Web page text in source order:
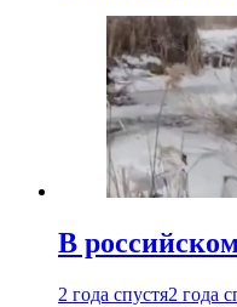
В
2 года спустя2 года